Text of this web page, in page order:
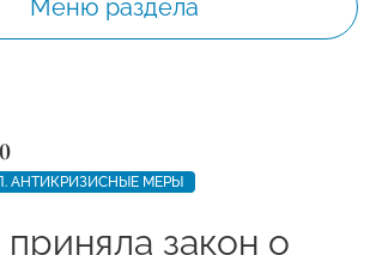
Меню раздела
АНТИКРИЗИСНЫЕ МЕРЫ
закон о